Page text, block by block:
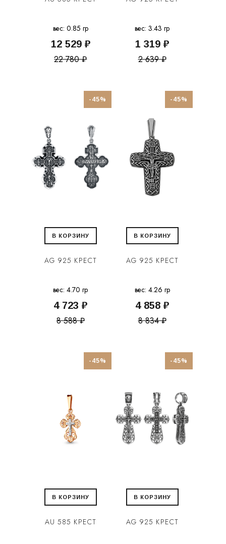
вес: 0.85 гр
12 529 ₽
22 780 ₽
вес: 3.43 гр
1 319 ₽
2 639 ₽
-45%
В КОРЗИНУ
AG 925 КРЕСТ
вес: 4.70 гр
4 723 ₽
8 588 ₽
-45%
В КОРЗИНУ
AG 925 КРЕСТ
вес: 4.26 гр
4 858 ₽
8 834 ₽
-45%
В КОРЗИНУ
AU 585 КРЕСТ
-45%
В КОРЗИНУ
AG 925 КРЕСТ